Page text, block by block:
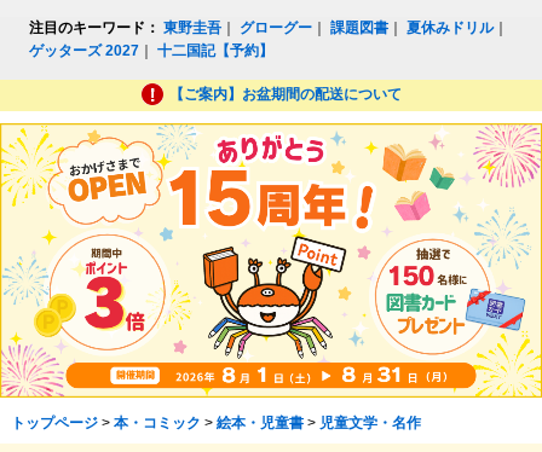
注目のキーワード： 東野圭吾 グローグー ｜課題図書 ｜夏休みドリル｜
ゲッターズ 2027 ｜十二国記【予約】
【ご案内】お盆期間の配送について
トップページ> 本・コミック > 絵本・児童書> 児童文学・名作